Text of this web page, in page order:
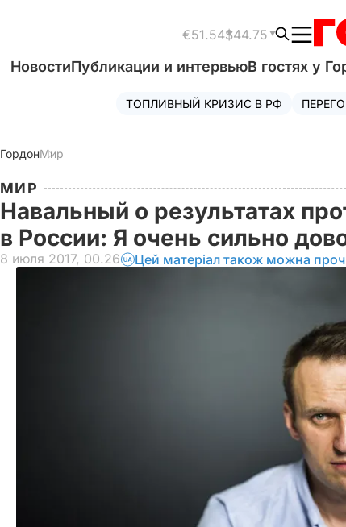
€51.54$44.75
НовостиПубликации и интервьюВ гостях у
ТОПЛИВНЫЙ КРИЗИС В РФ
ГордонМир
МИР
Навальный о результатах
в России: Я очень сильно
8 июля 2017, 00.26 Цей матеріал також можна